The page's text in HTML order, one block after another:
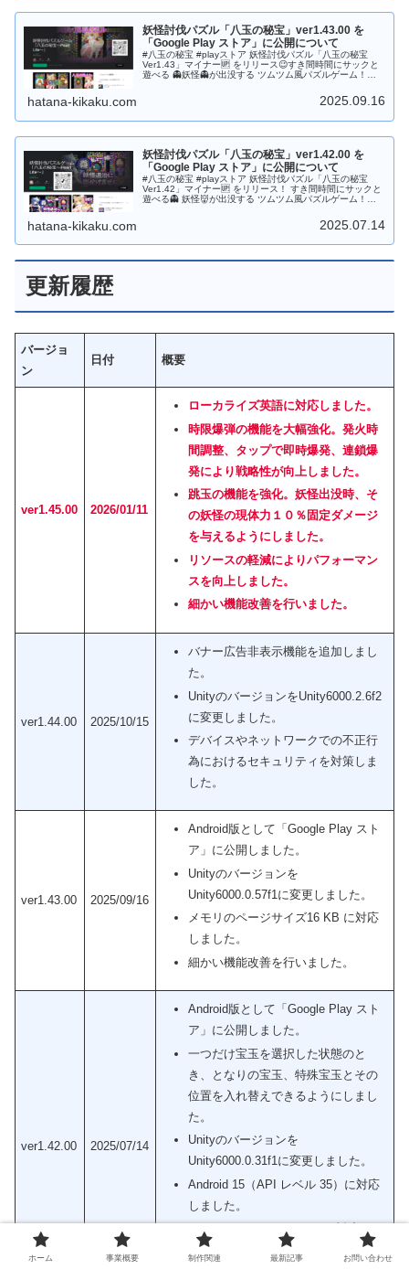
妖怪討伐パズル「八玉の秘宝」ver1.43.00 を
「Google Play ストア」に公開について
#八玉の秘宝 #playストア 妖怪討伐パズル「八玉の秘宝
Ver1.43」マイナー🆙 をリリース😉すき間時間にサックと
遊べる 👻妖怪👻が出没する ツムツム風パズルゲーム！あ
https://play.google.com/store/apps/details?
hatana-kikaku.com 2025.09.16
妖怪討伐パズル「八玉の秘宝」ver1.42.00 を
「Google Play ストア」に公開について
#八玉の秘宝 #playストア 妖怪討伐パズル「八玉の秘宝
Ver1.42」マイナー🆙 をリリース！ すき間時間にサックと
遊べる👻 妖怪👹が出没する ツムツム風パズルゲーム！！
https://play.google.com/store/apps/details?
hatana-kikaku.com 2025.07.14
更新履歴
バージョ
ン
日付 概要
ver1.45.00 2026/01/11
ローカライズ英語に対応しました。
時限爆弾の機能を大幅強化。発火時
間調整、タップで即時爆発、連鎖爆
発により戦略性が向上しました。
跳玉の機能を強化。妖怪出没時、そ
の妖怪の現体力１０％固定ダメージ
を与えるようにしました。
リソースの軽減によりパフォーマン
スを向上しました。
細かい機能改善を行いました。
ver1.44.00 2025/10/15
バナー広告非表示機能を追加しまし
た。
UnityのバージョンをUnity6000.2.6f2
に変更しました。
デバイスやネットワークでの不正行
為におけるセキュリティを対策しま
した。
ver1.43.00 2025/09/16
Android版として「Google Play スト
ア」に公開しました。
Unityのバージョンを
Unity6000.0.57f1に変更しました。
メモリのページサイズ16 KB に対応
しました。
細かい機能改善を行いました。
ver1.42.00 2025/07/14
Android版として「Google Play スト
ア」に公開しました。
一つだけ宝玉を選択した状態のと
き、となりの宝玉、特殊宝玉とその
位置を入れ替えできるようにしまし
た。
Unityのバージョンを
Unity6000.0.31f1に変更しました。
Android 15（API レベル 35）に対応
しました。
GoogleMobileAds-v10.1.0に対応しま
した。
ホーム 事業概要 制作関連 最新記事 お問い合わせ